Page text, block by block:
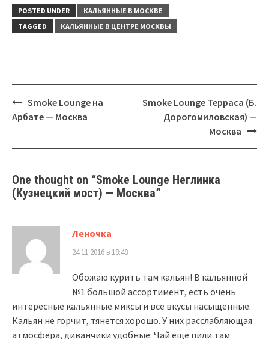
POSTED UNDER
КАЛЬЯННЫЕ В МОСКВЕ
TAGGED
КАЛЬЯННЫЕ В ЦЕНТРЕ МОСКВЫ
Post
navigation
Smoke Lounge на
Арбате — Москва
Smoke Lounge Терраса (Б.
Дорогомиловская) —
Москва
One thought on “Smoke Lounge Неглинка
(Кузнецкий мост) — Москва”
Леночка
24.11.2016 в 18:48
Обожаю курить там кальян! В кальянной
№1 большой ассортимент, есть очень
интересные кальянные миксы и все вкусы насыщенные.
Кальян не горчит, тянется хорошо. У них расслабляющая
атмосфера, диванчики удобные. Чай еще пили там